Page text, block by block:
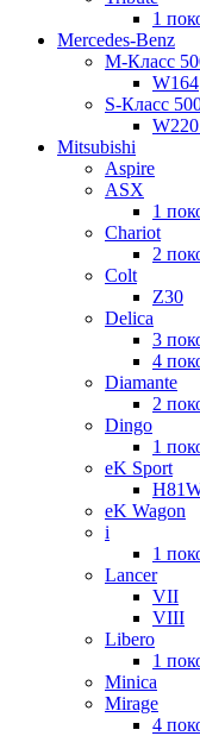
1
Mercedes-Benz
M-Класс
W164
S-Класс
Mitsubishi
Aspire
ASX
1
Chariot
2
Colt
Z30
Delica
3
4
Diamante
2
Dingo
1
eK Sport
eK Wagon
i
1
Lancer
VII
VIII
Libero
1
Minica
Mirage
4